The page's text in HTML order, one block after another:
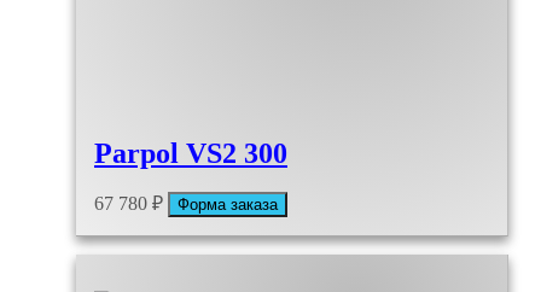
Parpol VS2 300
67 780 ₽ Форма заказа